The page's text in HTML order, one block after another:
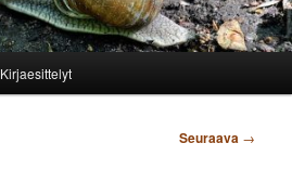
Kirjaesittelyt
Seuraava →